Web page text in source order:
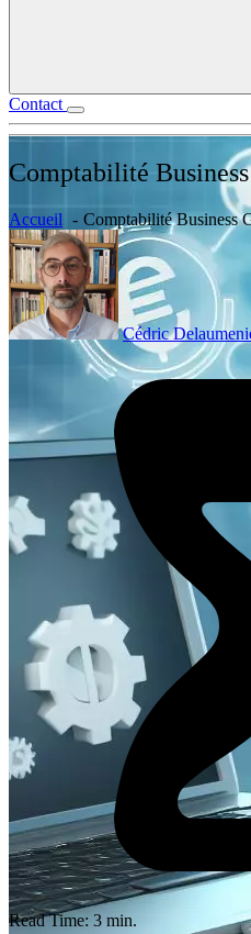
Contact
Comptabilité
Accueil Comptabilité Business
Cédric
Read Time: 3 min.